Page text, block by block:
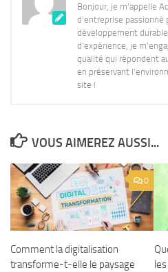
Bonjour, je m'appelle
d'entreprise passionné
développement
d'expérience, je
qualité qui répondent
en préservant
site !
VOUS AIMEREZ AUSSI...
0
Comment la digitalisation
transforme-t-elle le paysage